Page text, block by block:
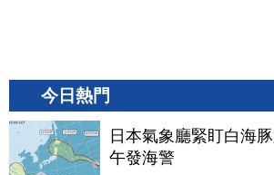
今日熱門
日本氣象廳緊盯白海
午發海警